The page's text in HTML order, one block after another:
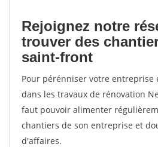
Rejoignez notre
trouver des
saint-front
Pour pérénniser votre entreprise
dans les travaux de rénovation
faut pouvoir alimenter
chantiers de son entreprise et
d'affaires.